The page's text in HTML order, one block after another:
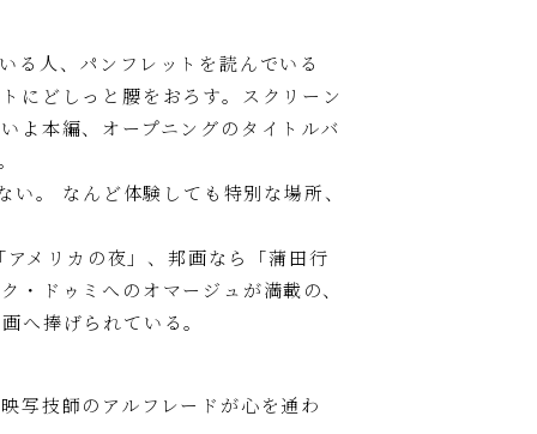
る人、パンフレットを読んでいる
にどしっと腰をおろす。スクリーン
よ本編、オープニングのタイトルバ
。 なんど体験しても特別な場所、
メリカの夜」、邦画なら「蒲田行
ドゥミへのオマージュが満載の、
へ捧げられている。
写技師のアルフレードが心を通わ